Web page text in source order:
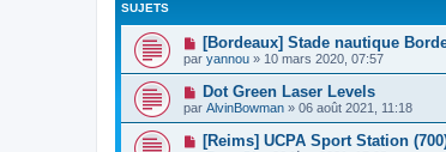
SUJETS
[Bordeaux] Stade nautique
par yannou » 10 mars 2020, 07:57
Dot Green Laser Levels
par AlvinBowman » 06 août 2021, 11:18
[Reims] UCPA Sport Station